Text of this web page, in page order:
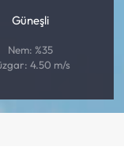
Güneşli
Nem: %35
4.50 m/s